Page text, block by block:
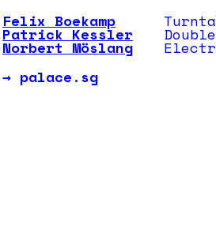
Felix Boekamp
Patrick Kessler
Norbert Möslang
→ palace.sg